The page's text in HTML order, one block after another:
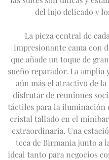
SALÓN
VISITA A
FUERA DE LOS
OFERTAS
del lujo delicado y
La pieza central de
impresionante cama con
que añade un toque de
sueño reparador. La amplia
aún más el atractivo de
disfrutar de reuniones
táctiles para la iluminación
cristal tallado en el
extraordinaria. Una
teca de Birmania junto a
ideal tanto para negocios